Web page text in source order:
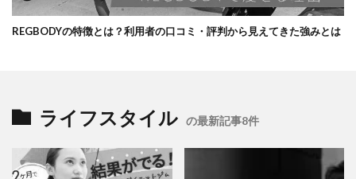
REGBODYの特徴とは？利用者の口コミ・評判から見えてきた強みとは
ライフスタイル の最新記事8件